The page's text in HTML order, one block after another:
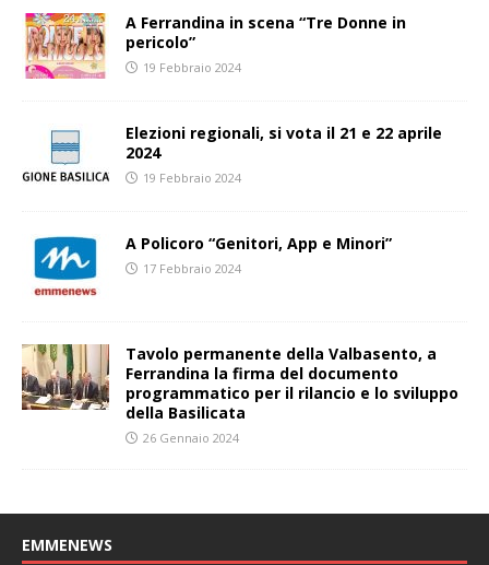
A Ferrandina in scena “Tre Donne in
pericolo”
19 Febbraio 2024
Elezioni regionali, si vota il 21 e 22 aprile
2024
19 Febbraio 2024
A Policoro “Genitori, App e Minori”
17 Febbraio 2024
Tavolo permanente della Valbasento, a
Ferrandina la firma del documento
programmatico per il rilancio e lo sviluppo
della Basilicata
26 Gennaio 2024
EMMENEWS